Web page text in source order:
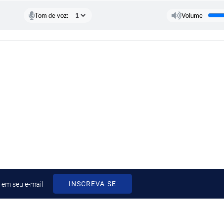
Tom de voz: Volume
seu e-mail INSCREVA-SE